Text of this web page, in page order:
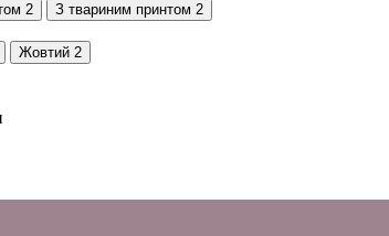
2 З твариним принтом 2
Жовтий 2